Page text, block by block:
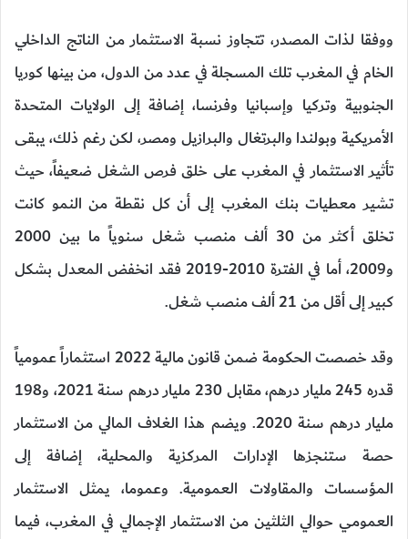
ووفقا لذات المصدر، تتجاوز نسبة الاستثمار من الناتج الداخلي
الخام في المغرب تلك المسجلة في عدد من الدول، من بينها كوريا
الجنوبية وتركيا وإسبانيا وفرنسا، إضافة إلى الولايات المتحدة
الأمريكية وبولندا والبرتغال والبرازيل ومصر، لكن رغم ذلك، يبقى
تأثير الاستثمار في المغرب على خلق فرص الشغل ضعيفاً، حيث
تشير معطيات بنك المغرب إلى أن كل نقطة من النمو كانت
تخلق أكثر من 30 ألف منصب شغل سنوياً ما بين 2000
و2009، أما في الفترة 2010-2019 فقد انخفض المعدل بشكل
كبير إلى أقل من 21 ألف منصب شغل.
وقد خصصت الحكومة ضمن قانون مالية 2022 استثماراً عمومياً
قدره 245 مليار درهم، مقابل 230 مليار درهم سنة 2021، و198
مليار درهم سنة 2020. ويضم هذا الغلاف المالي من الاستثمار
حصة ستنجزها الإدارات المركزية والمحلية، إضافة إلى
المؤسسات والمقاولات العمومية. وعموما، يمثل الاستثمار
العمومي حوالي الثلثين من الاستثمار الإجمالي في المغرب، فيما